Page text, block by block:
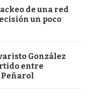
de una red
un poco
González
entre
Peñarol